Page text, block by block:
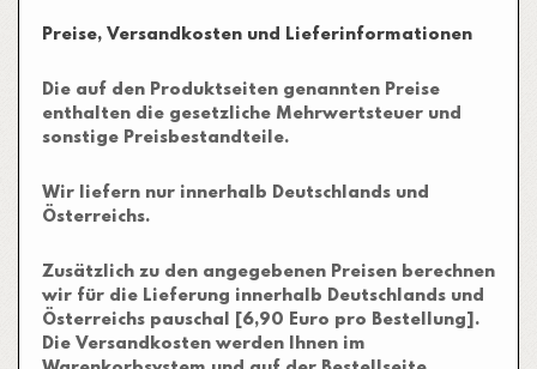
Preise, Versandkosten und Lieferinformationen
Die auf den Produktseiten genannten Preise
enthalten die gesetzliche Mehrwertsteuer und
sonstige Preisbestandteile.
Wir liefern nur innerhalb Deutschlands und
Österreichs.
Zusätzlich zu den angegebenen Preisen berechnen
wir für die Lieferung innerhalb Deutschlands und
Österreichs pauschal [6,90 Euro pro Bestellung].
Die Versandkosten werden Ihnen im